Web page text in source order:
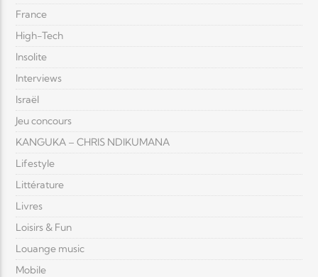
France
High-Tech
Insolite
Interviews
Israël
Jeu concours
KANGUKA – CHRIS NDIKUMANA
Lifestyle
Littérature
Livres
Loisirs & Fun
Louange music
Mobile